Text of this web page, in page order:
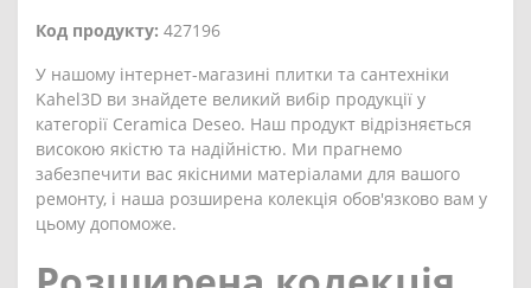
Код продукту: 427196
У нашому інтернет-магазині плитки та сантехніки
Kahel3D ви знайдете великий вибір продукції у
категорії Ceramica Deseo. Наш продукт відрізняється
високою якістю та надійністю. Ми прагнемо
забезпечити вас якісними матеріалами для вашого
ремонту, і наша розширена колекція обов'язково вам у
цьому допоможе.